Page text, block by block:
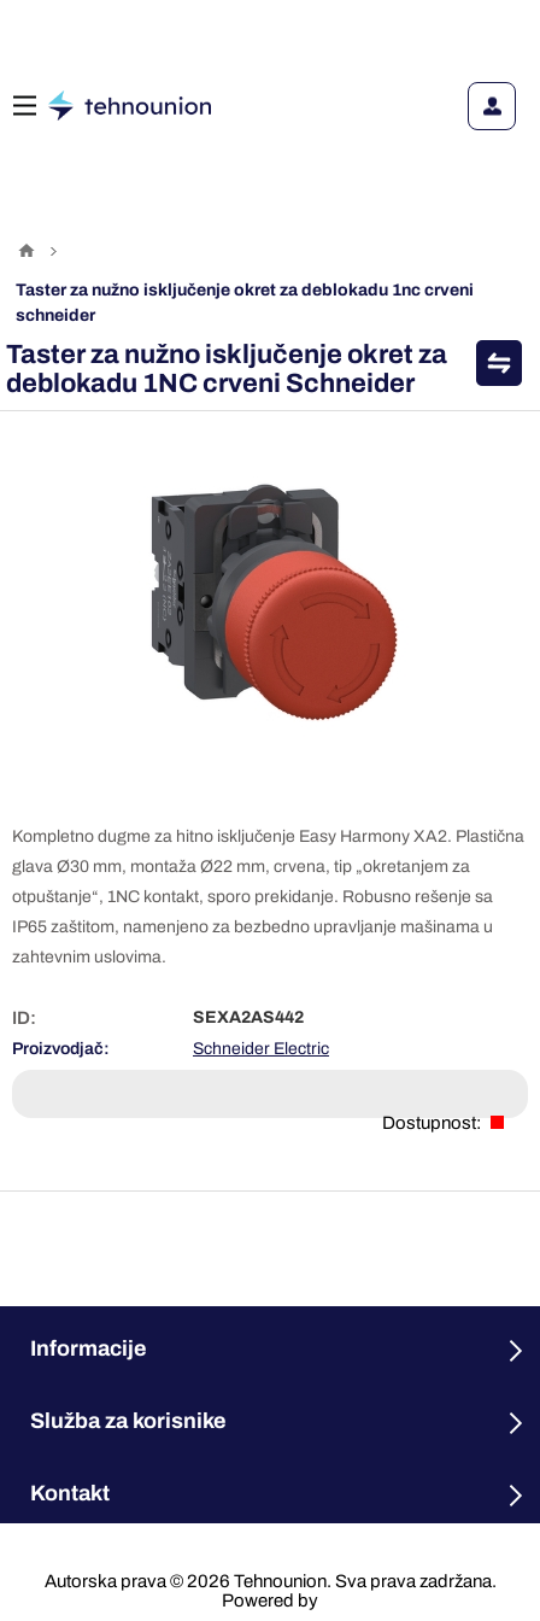
taster za nužno isključenje okret za deblokadu 1nc crveni
schneider
Taster za nužno isključenje okret za
deblokadu 1NC crveni Schneider
Kompletno dugme za hitno isključenje Easy Harmony XA2. Plastična
glava Ø30 mm, montaža Ø22 mm, crvena, tip „okretanjem za
otpuštanje“, 1NC kontakt, sporo prekidanje. Robusno rešenje sa
IP65 zaštitom, namenjeno za bezbedno upravljanje mašinama u
zahtevnim uslovima.
ID:
SEXA2AS442
Proizvodjač:
Schneider Electric
Dostupnost:
Informacije
Služba za korisnike
Kontakt
Autorska prava © 2026 Tehnounion. Sva prava zadržana.
Powered by